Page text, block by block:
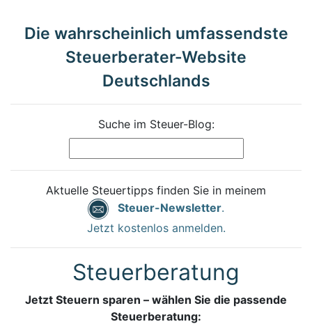
Die wahrscheinlich umfassendste
Steuerberater-Website
Deutschlands
Suche im Steuer-Blog:
Aktuelle Steuertipps finden Sie in meinem
Steuer-Newsletter.
Jetzt kostenlos anmelden.
Steuerberatung
Jetzt Steuern sparen – wählen Sie die passende
Steuerberatung: